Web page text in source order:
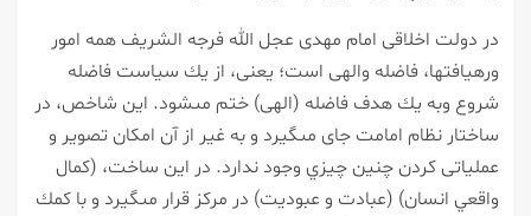
در دولت اخلاقى امام مهدى عجل الله فرجه الشريف همه امور
ورهيافت‏ها، فاضله والهى است؛ يعنى، از يك سياست فاضله
شروع وبه يك هدف فاضله (الهى) ختم مى‏شود. اين شاخص، در
ساختار نظام امامت جاى مى‏گيرد و به غير از آن امكان تصوير و
عملياتى كردن چنين چيزي وجود ندارد. در اين ساخت، (كمال
واقعي انسان) (عبادت و عبوديت) در مركز قرار مى‏گيرد و با كمك